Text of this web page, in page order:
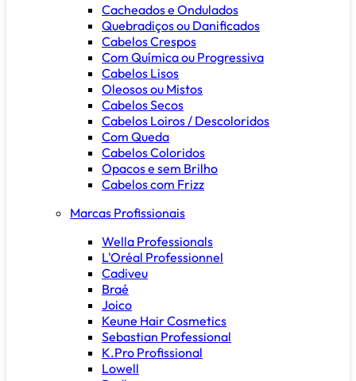
Cacheados e Ondulados
Quebradiços ou Danificados
Cabelos Crespos
Com Química ou Progressiva
Cabelos Lisos
Oleosos ou Mistos
Cabelos Secos
Cabelos Loiros / Descoloridos
Com Queda
Cabelos Coloridos
Opacos e sem Brilho
Cabelos com Frizz
Marcas Profissionais
Wella Professionals
L'Oréal Professionnel
Cadiveu
Braé
Joico
Keune Hair Cosmetics
Sebastian Professional
K.Pro Profissional
Lowell